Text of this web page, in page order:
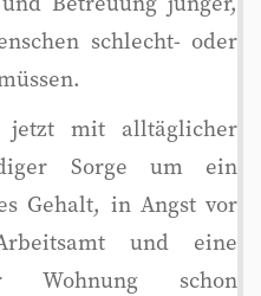
schlecht- oder
jetzt mit alltäglicher
Sorge um ein
Gehalt, in Angst vor
und eine
Wohnung schon